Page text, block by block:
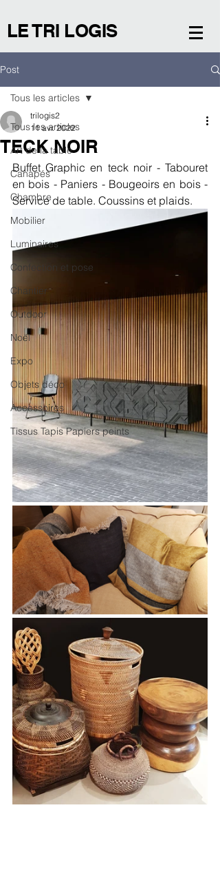
LE TRI LOGIS
Post
Tous les articles
Art de la table
Canapés
Chambre
Mobilier
Luminaires
Confection et pose
Chantier
Outdoor
Noël
Expo
Objets déco
Accessoires
Tissus Tapis Papiers peints
Tous les articles
TECK NOIR
trilogis2
11 avr. 2022
Buffet Graphic en teck noir - Tabouret
en bois - Paniers - Bougeoirs en bois -
Service de table. Coussins et plaids.